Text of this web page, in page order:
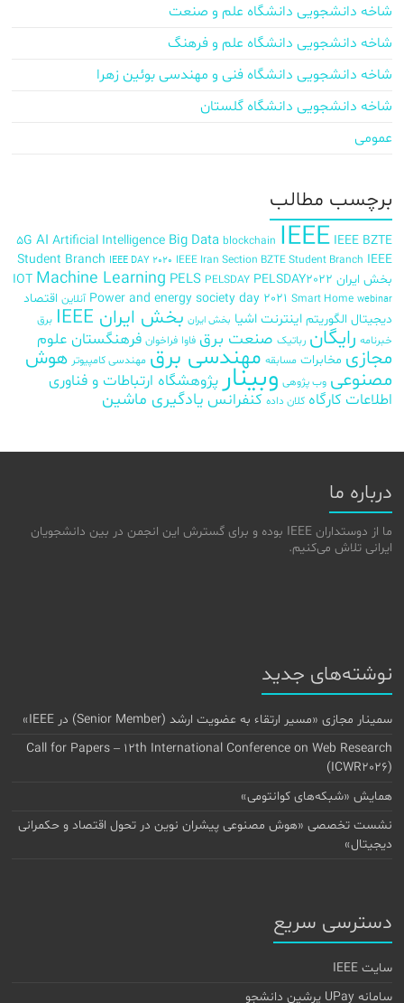
شاخه دانشجویی دانشگاه علم و صنعت
شاخه دانشجویی دانشگاه علم و فرهنگ
شاخه دانشجویی دانشگاه فنی و مهندسی بوئین زهرا
شاخه دانشجویی دانشگاه گلستان
عمومی
برچسب‌ مطالب
5G AI Artificial Intelligence Big Data blockchain IEEE IEEE BZTE
Student Branch IEEE DAY 2020 IEEE Iran Section BZTE Student Branch IEEE
بخش ایران
IOT Machine Learning PELS PELSDAY PELSDAY2022
Power and energy society day 2021 Smart Home webinar آنلاین اقتصاد
دیجیتال الگوریتم اینترنت اشیا بخش ایران بخش ایران IEEE
برق
خبرنامه رایگان رباتیک صنعت برق فاوا فراخوان فرهنگستان علوم
مجازی مخابرات مسابقه مهندسی برق مهندسی کامپیوتر هوش
مصنوعی وب پژوهی وبینارپژوهشگاه ارتباطات و فناوری
اطلاعات کارگاه کلان داده کنفرانس یادگیری ماشین
درباره ما
ما از دوستداران IEEE بوده و برای گسترش این انجمن در بین دانشجویان
ایرانی تلاش می‌کنیم.
نوشته‌های جدید
سمینار مجازی «مسیر ارتقاء به عضویت ارشد (Senior Member) در IEEE»
Call for Papers – 12th International Conference on Web Research
(ICWR2026)
همایش «شبکه‌های کوانتومی»
نشست تخصصی «هوش مصنوعی پیشران نوین در تحول اقتصاد و حکمرانی
دیجیتال»
دسترسی سریع
سایت IEEE
سامانه UPay پرشین دانشجو